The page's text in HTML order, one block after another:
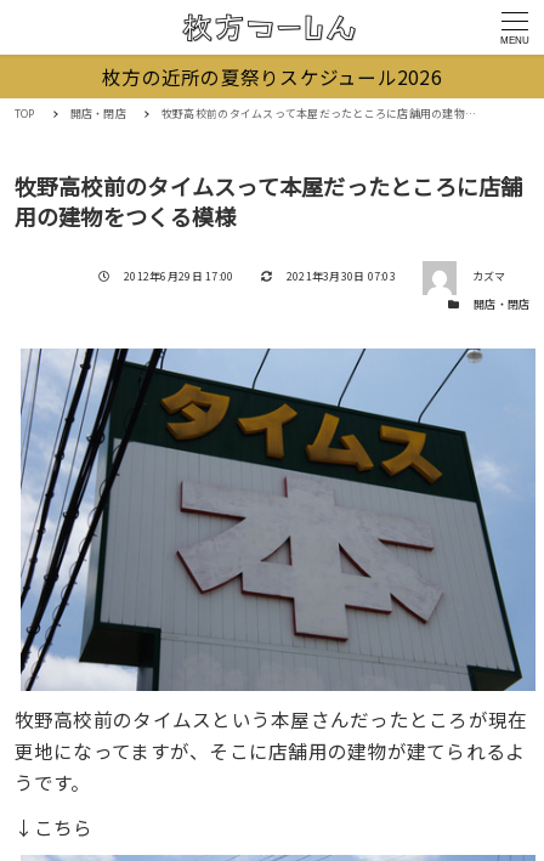
MENU
枚方の近所の夏祭りスケジュール2026
TOP 開店・閉店 牧野高校前のタイムスって本屋だったところに店舗用の建物をつくる模様
牧野高校前のタイムスって本屋だったところに店舗
用の建物をつくる模様
投稿日
2012年6月29日 17:00 更新日
2021年3月30日 07:03 著者
カズマ
カテゴリー開店・閉店
牧野高校前のタイムスという本屋さんだったところが現在
更地になってますが、そこに店舗用の建物が建てられるよ
うです。
↓こちら